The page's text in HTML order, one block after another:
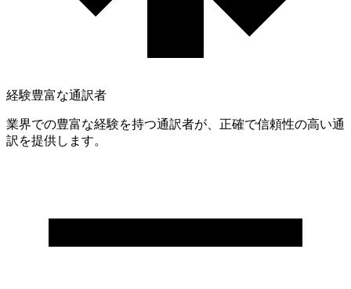
経験豊富な通訳者
業界での豊富な経験を持つ通訳者が、正確で信頼性の高い通
訳を提供します。